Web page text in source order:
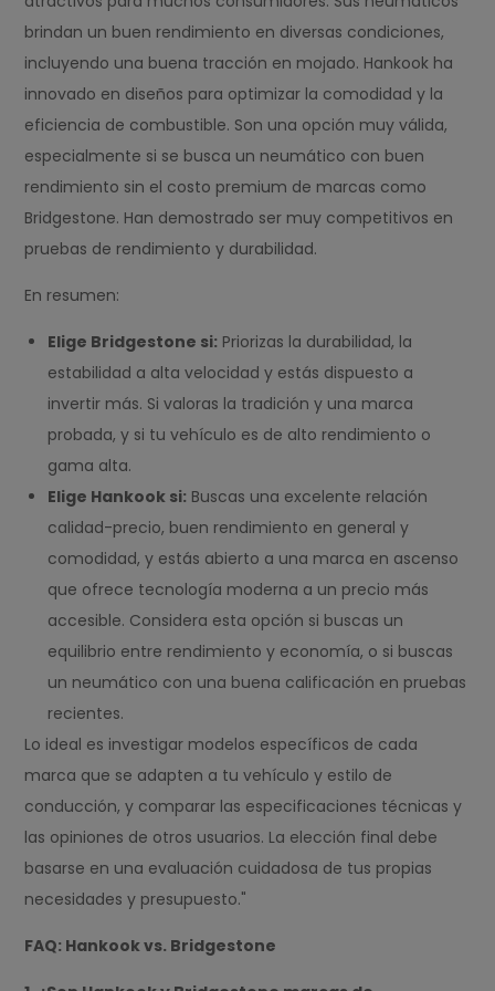
brindan un buen rendimiento en diversas condiciones,
incluyendo una buena tracción en mojado. Hankook ha
innovado en diseños para optimizar la comodidad y la
eficiencia de combustible. Son una opción muy válida,
especialmente si se busca un neumático con buen
rendimiento sin el costo premium de marcas como
Bridgestone. Han demostrado ser muy competitivos en
pruebas de rendimiento y durabilidad.
En resumen:
Elige Bridgestone si: Priorizas la durabilidad, la
estabilidad a alta velocidad y estás dispuesto a
invertir más. Si valoras la tradición y una marca
probada, y si tu vehículo es de alto rendimiento o
gama alta.
Elige Hankook si: Buscas una excelente relación
calidad-precio, buen rendimiento en general y
comodidad, y estás abierto a una marca en ascenso
que ofrece tecnología moderna a un precio más
accesible. Considera esta opción si buscas un
equilibrio entre rendimiento y economía, o si buscas
un neumático con una buena calificación en pruebas
recientes.
Lo ideal es investigar modelos específicos de cada
marca que se adapten a tu vehículo y estilo de
conducción, y comparar las especificaciones técnicas y
las opiniones de otros usuarios. La elección final debe
basarse en una evaluación cuidadosa de tus propias
necesidades y presupuesto."
FAQ: Hankook vs. Bridgestone